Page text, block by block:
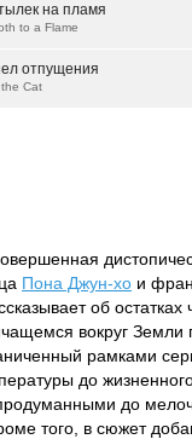
на пламя
to a Flame
отпущения
Cat
Пона Джун-хо и
об
вокруг Земли
рамками
до
до
того, в сюжет